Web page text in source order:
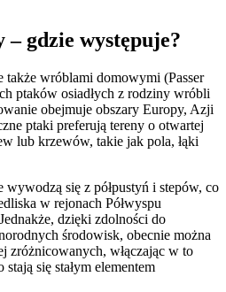
gdzie występuje?
także wróblami domowymi (Passer
ptaków osiadłych z rodziny wróbli
obejmuje obszary Europy, Azji
ptaki preferują tereny o otwartej
lub krzewów, takie jak pola, łąki
się z półpustyń i stepów, co
w rejonach Półwyspu
dzięki zdolności do
środowisk, obecnie można
zróżnicowanych, włączając w to
się stałym elementem